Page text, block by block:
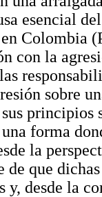
esencial
Colombia
con la
sobre
principios
forma
la
de que
y, desde la